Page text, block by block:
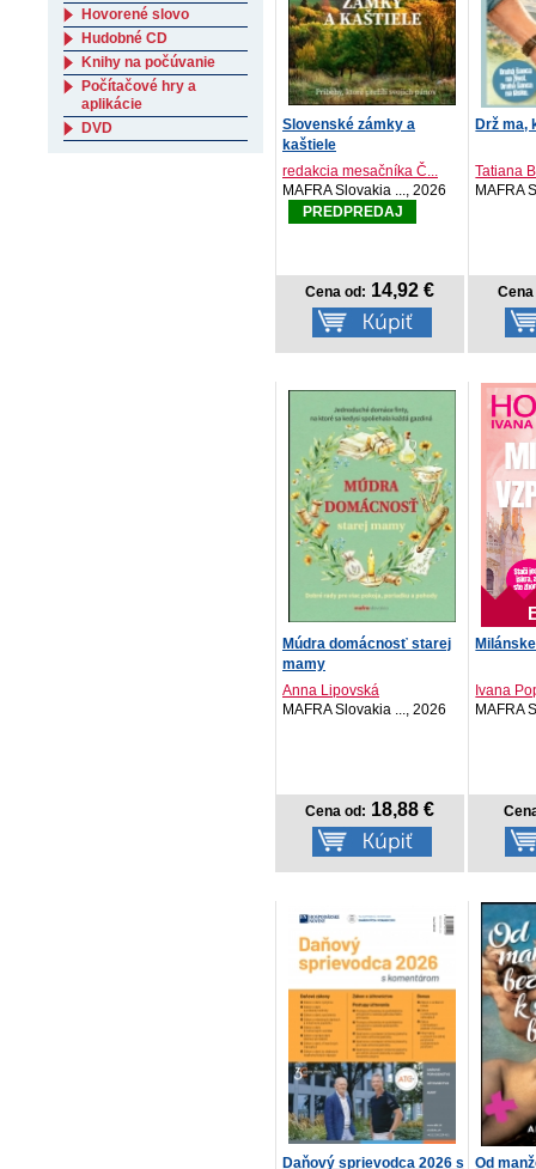
Slovenské zámky a
kaštiele
redakcia mesačníka Č...
MAFRA Slovakia ..., 2026
PREDPREDAJ
Cena od: 14,92 €
Drž ma,
Tatiana
MAFRA
Múdra domácnosť starej
mamy
Anna Lipovská
MAFRA Slovakia ..., 2026
Cena od: 18,88 €
Ivana
MAFRA
Daňový sprievodca 2026 s
Od
Hovorené slovo
Hudobné CD
Knihy na počúvanie
Počítačové hry a
aplikácie
DVD